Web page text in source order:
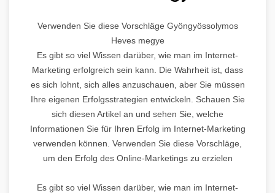
Verwenden Sie diese Vorschläge Gyöngyössolymos
Heves megye
Es gibt so viel Wissen darüber, wie man im Internet-
Marketing erfolgreich sein kann. Die Wahrheit ist, dass
es sich lohnt, sich alles anzuschauen, aber Sie müssen
Ihre eigenen Erfolgsstrategien entwickeln. Schauen Sie
sich diesen Artikel an und sehen Sie, welche
Informationen Sie für Ihren Erfolg im Internet-Marketing
verwenden können. Verwenden Sie diese Vorschläge,
um den Erfolg des Online-Marketings zu erzielen
Es gibt so viel Wissen darüber, wie man im Internet-